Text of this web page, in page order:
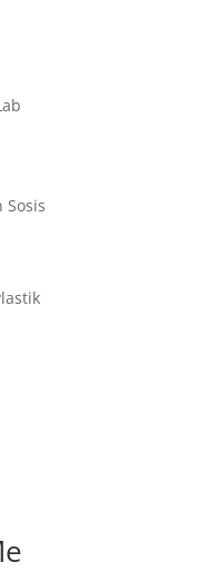
Sosis